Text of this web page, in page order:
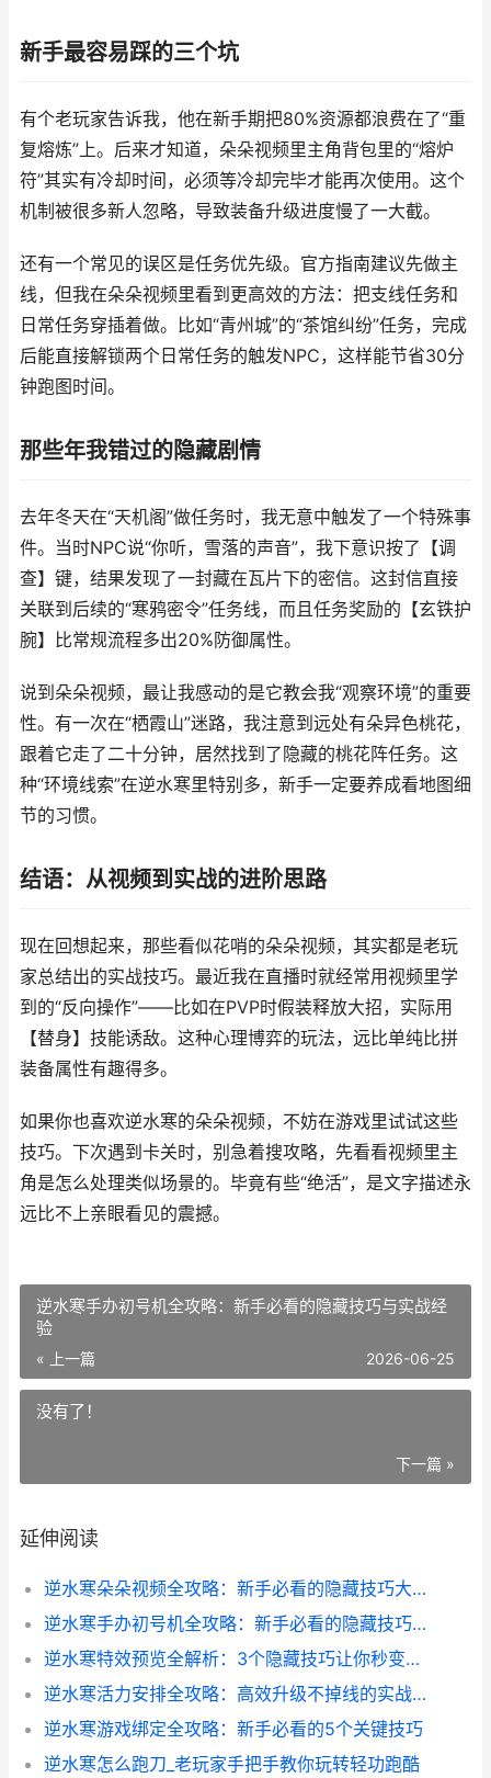
新手最容易踩的三个坑
有个老玩家告诉我，他在新手期把80%资源都浪费在了“重
复熔炼”上。后来才知道，朵朵视频里主角背包里的“熔炉
符”其实有冷却时间，必须等冷却完毕才能再次使用。这个
机制被很多新人忽略，导致装备升级进度慢了一大截。
还有一个常见的误区是任务优先级。官方指南建议先做主
线，但我在朵朵视频里看到更高效的方法：把支线任务和
日常任务穿插着做。比如“青州城”的“茶馆纠纷”任务，完成
后能直接解锁两个日常任务的触发NPC，这样能节省30分
钟跑图时间。
那些年我错过的隐藏剧情
去年冬天在“天机阁”做任务时，我无意中触发了一个特殊事
件。当时NPC说“你听，雪落的声音”，我下意识按了【调
查】键，结果发现了一封藏在瓦片下的密信。这封信直接
关联到后续的“寒鸦密令”任务线，而且任务奖励的【玄铁护
腕】比常规流程多出20%防御属性。
说到朵朵视频，最让我感动的是它教会我“观察环境”的重要
性。有一次在“栖霞山”迷路，我注意到远处有朵异色桃花，
跟着它走了二十分钟，居然找到了隐藏的桃花阵任务。这
种“环境线索”在逆水寒里特别多，新手一定要养成看地图细
节的习惯。
结语：从视频到实战的进阶思路
现在回想起来，那些看似花哨的朵朵视频，其实都是老玩
家总结出的实战技巧。最近我在直播时就经常用视频里学
到的“反向操作”——比如在PVP时假装释放大招，实际用
【替身】技能诱敌。这种心理博弈的玩法，远比单纯比拼
装备属性有趣得多。
如果你也喜欢逆水寒的朵朵视频，不妨在游戏里试试这些
技巧。下次遇到卡关时，别急着搜攻略，先看看视频里主
角是怎么处理类似场景的。毕竟有些“绝活”，是文字描述永
远比不上亲眼看见的震撼。
逆水寒手办初号机全攻略：新手必看的隐藏技巧与实战经
验
« 上一篇 2026-06-25
没有了！
下一篇 »
延伸阅读
逆水寒朵朵视频全攻略：新手必看的隐藏技巧大揭秘
逆水寒手办初号机全攻略：新手必看的隐藏技巧与实战经验
逆水寒特效预览全解析：3个隐藏技巧让你秒变特效控
逆水寒活力安排全攻略：高效升级不掉线的实战技巧
逆水寒游戏绑定全攻略：新手必看的5个关键技巧
逆水寒怎么跑刀_老玩家手把手教你玩转轻功跑酷